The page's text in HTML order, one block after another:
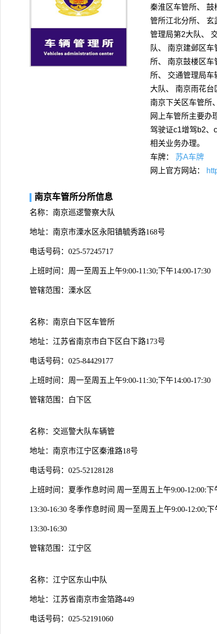
秦淮区车管所、 鼓
管所江北分所、
管理局第2大队、
队、 南京建邺区
所、 南京鼓楼区
所、 交通管理局
大队、 南京雨花
南京下关区车管所
网上车管所主要办
驾驶证c1增驾b2、
相关业务办理。
车牌： 苏A车牌
网上官方网站：
南京车管所分所信息
名称：南京巡逻警察大队
地址：南京市溧水区永阳镇毓秀路168号
电话号码：025-57245717
上班时间：周一至周五上午9:00-11:30;下午14:00-17:30
管辖范围：溧水区
名称：南京白下区车管所
地址：江苏省南京市白下区白下路173号
电话号码：025-84429177
上班时间：周一至周五上午9:00-11:30;下午14:00-17:30
管辖范围：白下区
名称：交巡警大队车辆管
地址：南京市江宁区秦淮路18号
电话号码：025-52128128
上班时间：夏季作息时间 周一至周五上午9:00-12:00:
13:30-16:30 冬季作息时间 周一至周五上午9:00-12:00;
13:30-16:30
管辖范围：江宁区
名称：江宁区东山中队
地址：江苏省南京市金箔路449
电话号码：025-52191060